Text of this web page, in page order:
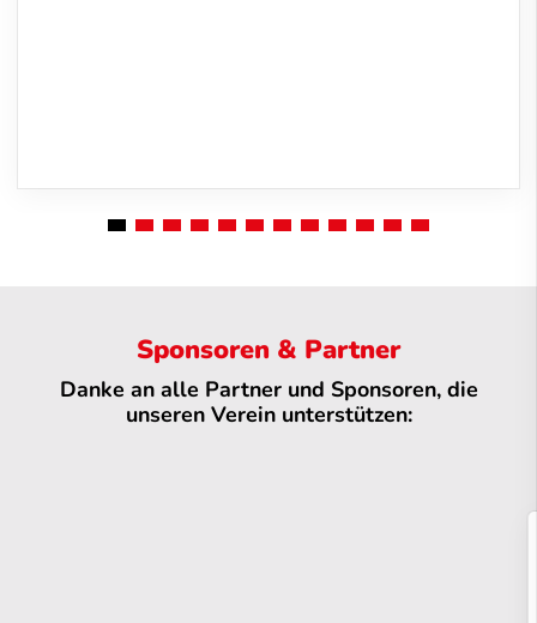
Sponsoren & Partner
Danke an alle Partner und Sponsoren, die
unseren Verein unterstützen: